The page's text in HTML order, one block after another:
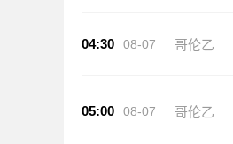
04:30 08-07 哥伦乙
05:00 08-07 哥伦乙